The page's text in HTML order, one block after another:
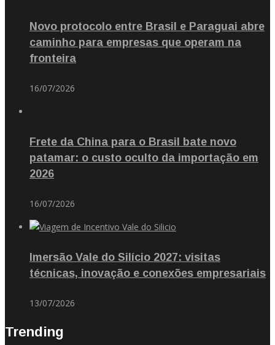
Novo protocolo entre Brasil e Paraguai abre
caminho para empresas que operam na
fronteira
16/07/2026
Frete da China para o Brasil bate novo
patamar: o custo oculto da importação em
2026
16/07/2026
Imersão Vale do Silício 2027: visitas
técnicas, inovação e conexões empresariais
13/07/2026
Trending